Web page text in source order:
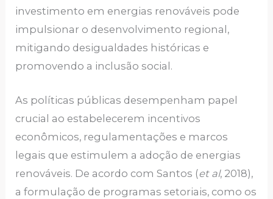
investimento em energias renováveis pode
impulsionar o desenvolvimento regional,
mitigando desigualdades históricas e
promovendo a inclusão social.
As políticas públicas desempenham papel
crucial ao estabelecerem incentivos
econômicos, regulamentações e marcos
legais que estimulem a adoção de energias
renováveis. De acordo com Santos (et al, 2018),
a formulação de programas setoriais, como os